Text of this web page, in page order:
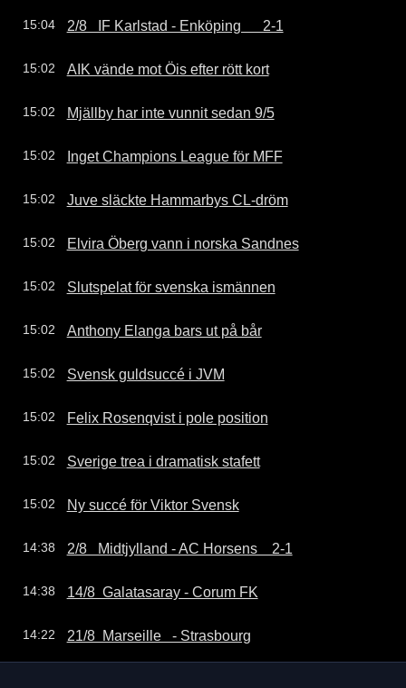
15:04 2/8   IF Karlstad - Enköping      2-1
15:02 AIK vände mot Öis efter rött kort
15:02 Mjällby har inte vunnit sedan 9/5
15:02 Inget Champions League för MFF
15:02 Juve släckte Hammarbys CL-dröm
15:02 Elvira Öberg vann i norska Sandnes
15:02 Slutspelat för svenska ismännen
15:02 Anthony Elanga bars ut på bår
15:02 Svensk guldsuccé i JVM
15:02 Felix Rosenqvist i pole position
15:02 Sverige trea i dramatisk stafett
15:02 Ny succé för Viktor Svensk
14:38 2/8   Midtjylland - AC Horsens    2-1
14:38 14/8  Galatasaray - Corum FK
14:22 21/8  Marseille   - Strasbourg